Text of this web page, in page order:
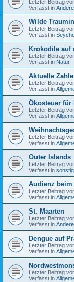
Letzter Beitrag
Verfasst in
Wilde
Letzter Beitrag
Verfasst in
Krokodile auf
Letzter Beitrag
Verfasst in Natur
Aktuelle
Letzter Beitrag
Verfasst in
Ökosteuer für
Letzter Beitrag
Verfasst in
Letzter Beitrag
Verfasst in
Outer Islands
Letzter Beitrag
Verfasst in
Audienz beim
Letzter Beitrag
Verfasst in
St. Maarten
Letzter Beitrag
Verfasst in
Dengue auf
Letzter Beitrag
Verfasst in
Letzter Beitrag
Verfasst in